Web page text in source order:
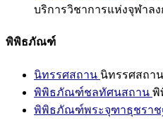
บริการวิชาการแห่งจุฬาล
พิพิธภัณฑ์
นิทรรศสถาน นิทรรศสถาน
พิพิธภัณฑ์ชลทัศนสถาน พิ
พิพิธภัณฑ์พระจุฑาธุชราช